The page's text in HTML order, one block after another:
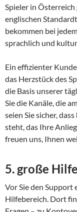
Spieler in Österreich
englischen
bekommen bei
sprachlich und
Ein effizienter
das Herzstück des
die Basis unserer
Sie die Kanäle, die
seien Sie sicher,
steht, das Ihre
freuen uns, Ihnen
5. große
Vor Sie den Support
Hilfebereich. Dort